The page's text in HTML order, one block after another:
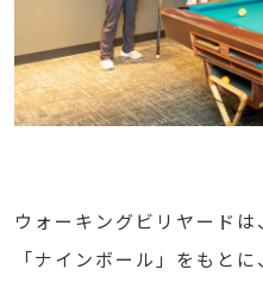
ウォーキングビリヤード
「ナインボール」をもと